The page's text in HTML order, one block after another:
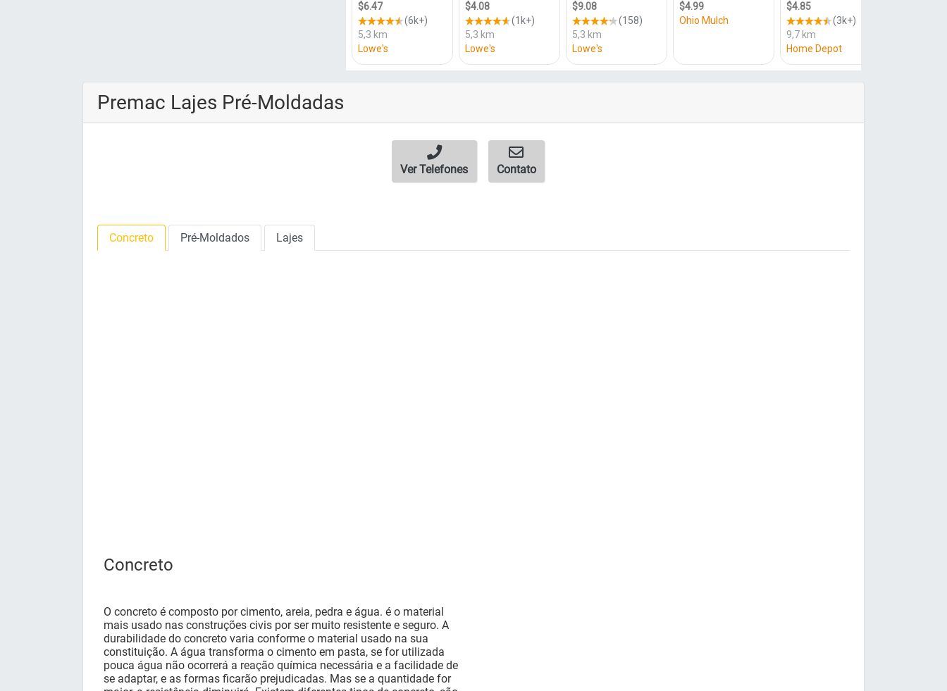
Premac Lajes Pré-Moldadas
Ver Telefones Contato
Concreto Pré-Moldados Lajes
Concreto
O concreto é composto por cimento, areia, pedra e água. é o material
mais usado nas construções civis por ser muito resistente e seguro. A
durabilidade do concreto varia conforme o material usado na sua
constituição. A água transforma o cimento em pasta, se for utilizada
pouca água não ocorrerá a reação química necessária e a facilidade de
se adaptar, e as formas ficarão prejudicadas. Mas se a quantidade for